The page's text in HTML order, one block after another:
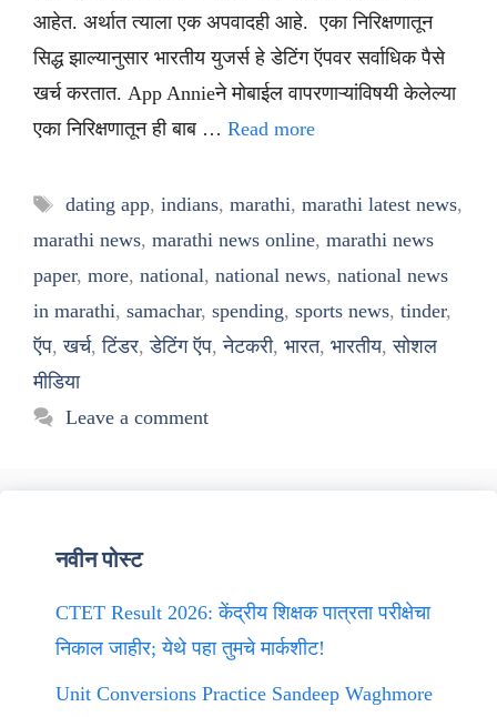
आहेत. अर्थात त्याला एक अपवादही आहे. एका निरिक्षणातून
सिद्ध झाल्यानुसार भारतीय युजर्स हे डेटिंग ऍपवर सर्वाधिक पैसे
खर्च करतात. App Annieने मोबाईल वापरणाऱ्यांविषयी केलेल्या
एका निरिक्षणातून ही बाब … Read more
Tags
dating app, indians, marathi, marathi latest news,
marathi news, marathi news online, marathi news
paper, more, national, national news, national news
in marathi, samachar, spending, sports news, tinder,
ऍप,खर्च,टिंडर,डेटिंग ऍप,नेटकरी, भारत, भारतीय,सोशल
मीडिया
Leave a comment
नवीन पोस्ट
CTET Result 2026: केंद्रीय शिक्षक पात्रता परीक्षेचा
निकाल जाहीर; येथे पहा तुमचे मार्कशीट!
Unit Conversions Practice Sandeep Waghmore